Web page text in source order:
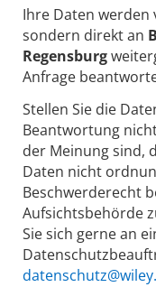
Ihre Daten werden
sondern direkt an
Regensburg
Anfrage
Stellen Sie die
Beantwortung
der Meinung sind,
Daten nicht
Beschwerderecht
Aufsichtsbehörde
Sie sich gerne an